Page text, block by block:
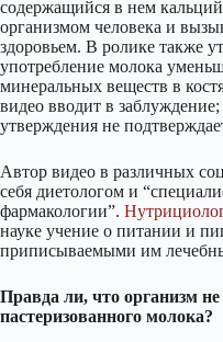
содержащийся в нем
организмом человека и
здоровьем. В ролике также
употребление молока
минеральных веществ в
видео вводит в заблуждение;
утверждения не
Автор видео в различных
себя диетологом и
фармакологии”.
науке учение о питании и
приписываемыми им
Правда ли, что организм
пастеризованного молока?